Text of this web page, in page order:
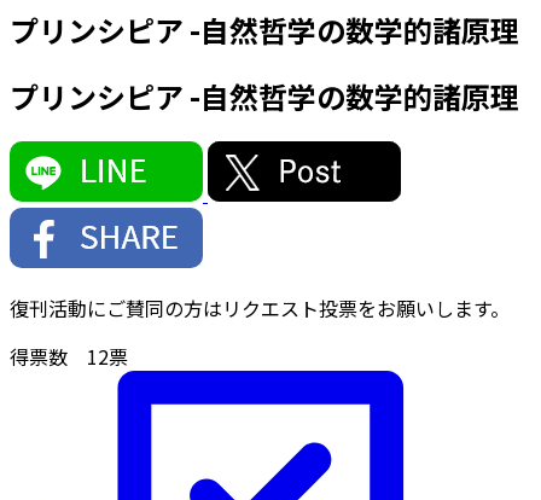
プリンシピア -自然哲学の数学的諸原理
プリンシピア -自然哲学の数学的諸原理
復刊活動にご賛同の方はリクエスト投票をお願いします。
得票数 12票